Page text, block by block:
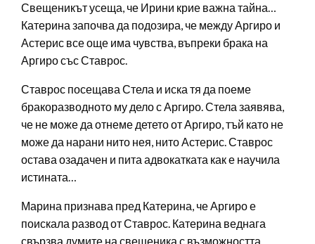
Свещеникът усеща, че Ирини крие важна тайна…
Катерина започва да подозира, че между Аргиро и
Астерис все още има чувства, въпреки брака на
Аргиро със Ставрос.
Ставрос посещава Стела и иска тя да поеме
бракоразводното му дело с Аргиро. Стела заявява,
че не може да отнеме детето от Аргиро, тъй като не
може да нарани нито нея, нито Астерис. Ставрос
остава озадачен и пита адвокатката как е научила
истината…
Марина признава пред Катерина, че Аргиро е
поискала развод от Ставрос. Катерина веднага
свързва думите на свещеника с възможността